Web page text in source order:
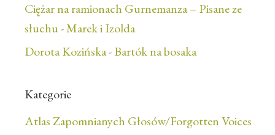
Ciężar na ramionach Gurnemanza – Pisane ze
słuchu-Marek i Izolda
Dorota Kozińska-Bartók na bosaka
Kategorie
Atlas Zapomnianych Głosów/Forgotten Voices